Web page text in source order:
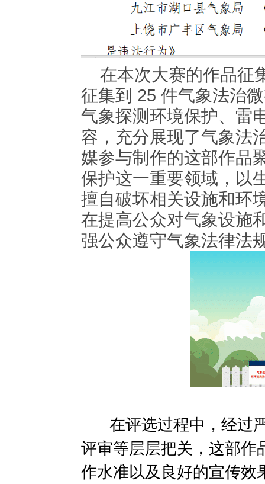
在本次大赛的作品征
征集到 25 件气象法治
气象探测环境保护、雷
容，充分展现了气象法
媒参与制作的这部作品
保护这一重要领域，以
擅自破坏相关设施和环
在提高公众对气象设施
强公众遵守气象法律法
在评选过程中，经过严
评审等层层把关，这部作
作水准以及良好的宣传效